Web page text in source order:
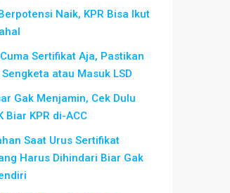
Naik, KPR Bisa Ikut
Sertifikat Aja, Pastikan
atau Masuk LSD
Gak Menjamin, Cek Dulu
Biar KPR di-ACC
Saat Urus Sertifikat
Harus Dihindari Biar Gak